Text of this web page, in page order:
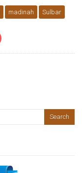
madinah Sulbar